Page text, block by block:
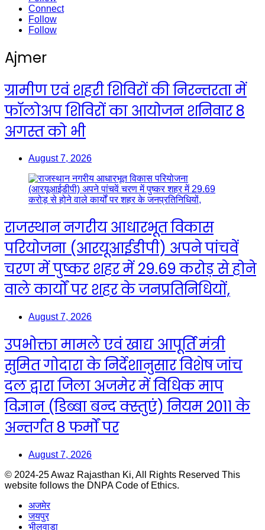
Connect
Follow
Follow
Ajmer
ग्रामीण एवं शहरी शिविरों की निरन्तरता में
फॉलोअप शिविरों का आयोजन शनिवार 8
अगस्त को भी
August 7, 2026
राजस्थान नगरीय आधारभूत विकास
परियोजना (आरयूआईडीपी) अपने पांचवें
चरण में पुष्कर शहर में 29.69 करोड़ से होने
वाले कार्यों पर शहर के जनप्रतिनिधियों,
August 7, 2026
उपभोक्ता मामले एवं खाद्य आपूर्ति मंत्री
सुमित गोदारा के निर्देशानुसार विशेष जांच
दल द्वारा जिला अजमेर में विधिक माप
विज्ञान (डिब्बा बन्द क्स्तुएं) नियम 2011 के
अन्तर्गत 8 फर्मों पर
August 7, 2026
© 2024-25 Awaz Rajasthan Ki, All Rights Reserved This
website follows the DNPA Code of Ethics.
अजमेर
जयपुर
भीलवाडा